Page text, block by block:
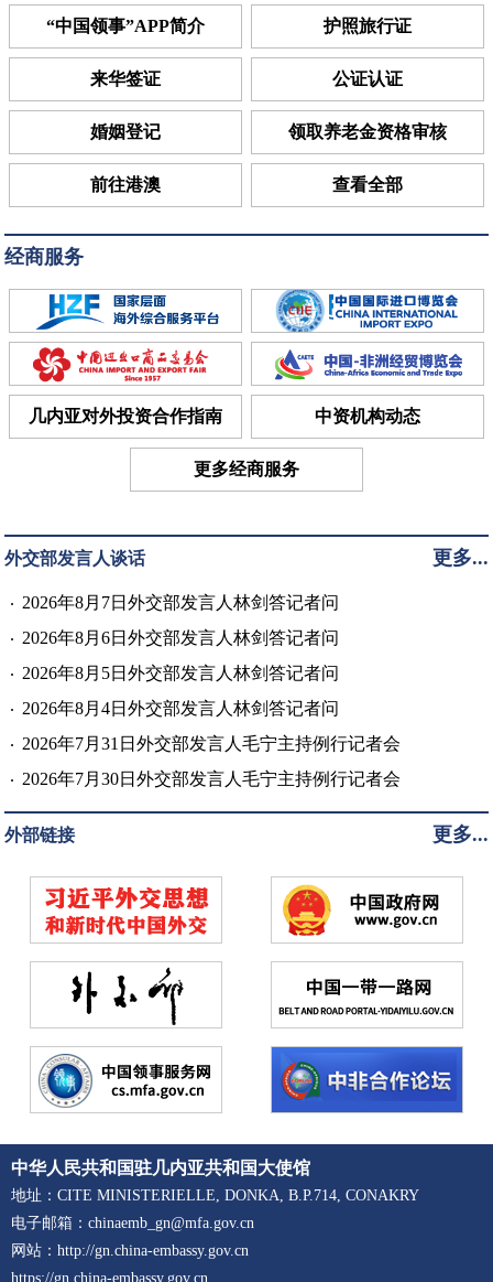
“中国领事”APP简介 护照旅行证
来华签证 公证认证
婚姻登记 领取养老金资格审核
前往港澳 查看全部
经商服务
几内亚对外投资合作指南 中资机构动态
更多经商服务
外交部发言人谈话 更多...
2026年8月7日外交部发言人林剑答记者问
2026年8月6日外交部发言人林剑答记者问
2026年8月5日外交部发言人林剑答记者问
2026年8月4日外交部发言人林剑答记者问
2026年7月31日外交部发言人毛宁主持例行记者会
2026年7月30日外交部发言人毛宁主持例行记者会
外部链接 更多...
中华人民共和国驻几内亚共和国大使馆
地址：CITE MINISTERIELLE, DONKA, B.P.714, CONAKRY
电子邮箱：chinaemb_gn@mfa.gov.cn
网站：http://gn.china-embassy.gov.cn
https://gn.china-embassy.gov.cn